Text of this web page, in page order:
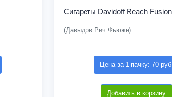
Сигареты Davidoff Reach Fusion
(Давыдов Рич Фьюжн)
Цена за 1 пачку: 70 руб.
Добавить в корзину